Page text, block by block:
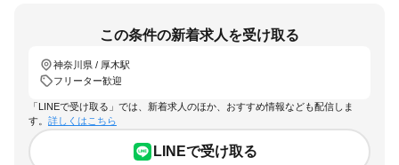
この条件の新着求人を受け取る
神奈川県 / 厚木駅
フリーター歓迎
「LINEで受け取る」では、新着求人のほか、おすすめ情報なども配信しま
す。 詳しくはこちら
LINEで受け取る